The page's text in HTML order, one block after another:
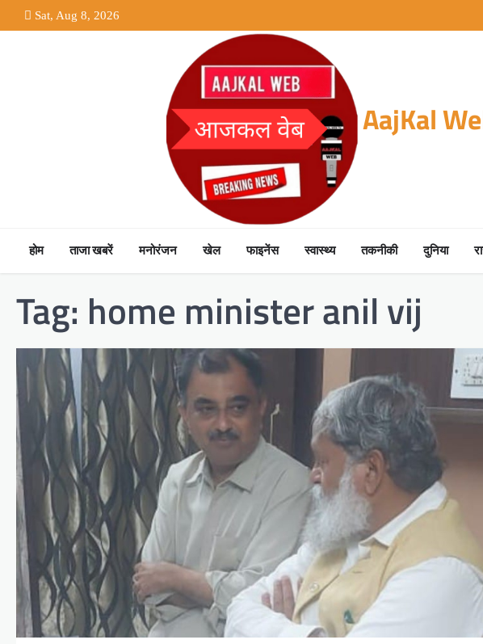
to
Sat, Aug 8, 2026
AajKal
होम ताजा खबरें मनोरंजन खेल फाइनेंस स्वास्थ्य तकनीकी दुनिया
Tag: home minister anil vij